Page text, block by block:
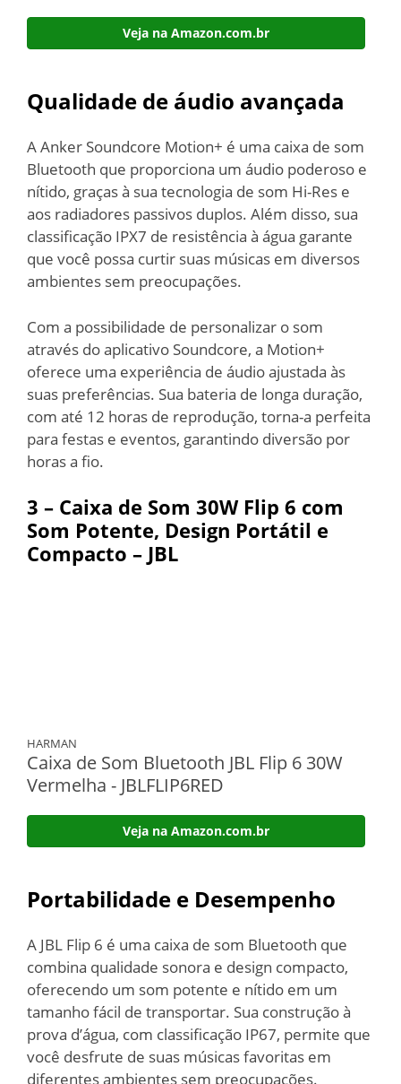
Veja na Amazon.com.br
Qualidade de áudio avançada
A Anker Soundcore Motion+ é uma caixa de som
Bluetooth que proporciona um áudio poderoso e
nítido, graças à sua tecnologia de som Hi-Res e
aos radiadores passivos duplos. Além disso, sua
classificação IPX7 de resistência à água garante
que você possa curtir suas músicas em diversos
ambientes sem preocupações.
Com a possibilidade de personalizar o som
através do aplicativo Soundcore, a Motion+
oferece uma experiência de áudio ajustada às
suas preferências. Sua bateria de longa duração,
com até 12 horas de reprodução, torna-a perfeita
para festas e eventos, garantindo diversão por
horas a fio.
3 – Caixa de Som 30W Flip 6 com
Som Potente, Design Portátil e
Compacto – JBL
HARMAN
Caixa de Som Bluetooth JBL Flip 6 30W
Vermelha - JBLFLIP6RED
Veja na Amazon.com.br
Portabilidade e Desempenho
A JBL Flip 6 é uma caixa de som Bluetooth que
combina qualidade sonora e design compacto,
oferecendo um som potente e nítido em um
tamanho fácil de transportar. Sua construção à
prova d’água, com classificação IP67, permite que
você desfrute de suas músicas favoritas em
diferentes ambientes sem preocupações.